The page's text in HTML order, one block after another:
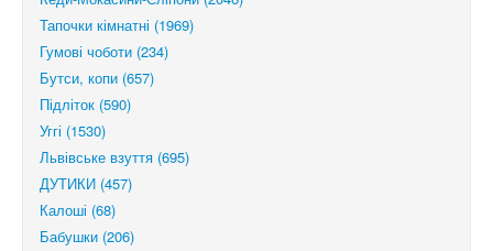
Тапочки кімнатні (1969)
Гумові чоботи (234)
Бутси, копи (657)
Підліток (590)
Уггі (1530)
Львівське взуття (695)
ДУТИКИ (457)
Калоші (68)
Бабушки (206)